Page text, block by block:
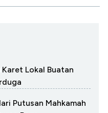
Lokal Buatan
Putusan Mahkamah